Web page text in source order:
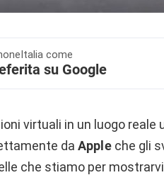
come
su Google
virtuali in un luogo reale
da Appleche gli
che stiamo per